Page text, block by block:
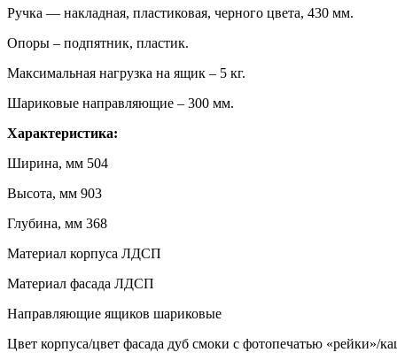
Ручка — накладная, пластиковая, черного цвета, 430 мм.
Опоры – подпятник, пластик.
Максимальная нагрузка на ящик – 5 кг.
Шариковые направляющие – 300 мм.
Характеристика:
Ширина, мм 504
Высота, мм 903
Глубина, мм 368
Материал корпуса ЛДСП
Материал фасада ЛДСП
Направляющие ящиков шариковые
Цвет корпуса/цвет фасада дуб смоки с фотопечатью «рейки»/